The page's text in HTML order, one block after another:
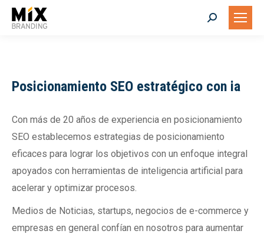
Search:
Posicionamiento SEO estratégico con ia
Con más de 20 años de experiencia en posicionamiento
SEO establecemos estrategias de posicionamiento
eficaces para lograr los objetivos con un enfoque integral
apoyados con herramientas de inteligencia artificial para
acelerar y optimizar procesos.
Medios de Noticias, startups, negocios de e-commerce y
empresas en general confían en nosotros para aumentar